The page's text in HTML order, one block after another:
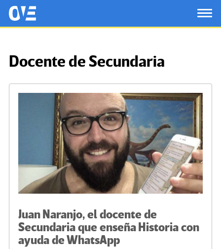
Saltar al contenido principal
OtrasVocesenEducacion.org
Docente de Secundaria
Juan Naranjo, el docente de
Secundaria que enseña Historia con
ayuda de WhatsApp